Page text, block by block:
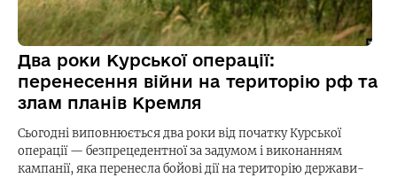
Два роки Курської операції:
перенесення війни на територію рф та
злам планів Кремля
Сьогодні виповнюється два роки від початку Курської
операції — безпрецедентної за задумом і виконанням
кампанії, яка перенесла бойові дії на територію держави-